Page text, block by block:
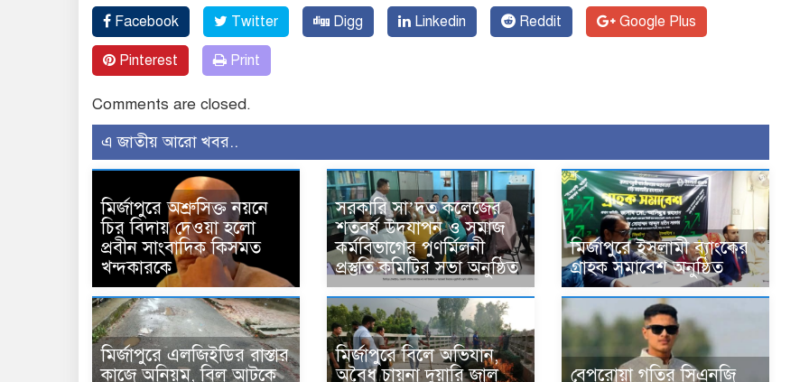
Facebook Twitter Digg Linkedin Reddit Google Plus
Pinterest Print
Comments are closed.
এ জাতীয় আরো খবর..
মির্জাপুরে অশ্রুসিক্ত নয়নে
চির বিদায় দেওয়া হলো
প্রবীন সাংবাদিক কিসমত
খন্দকারকে
সরকারি সা’দত কলেজের
শতবর্ষ উদযাপন ও সমাজ
কর্মবিভাগের পুণর্মিলনী
প্রস্তুতি কমিটির সভা অনুষ্ঠিত
মির্জাপুরে ইসলামী ব্যাংকের
গ্রাহক সমাবেশ অনুষ্ঠিত
মির্জাপুরে এলজিইডির রাস্তার
কাজে অনিয়ম, বিল আটকে
মির্জাপুরে বিলে অভিযান,
অবৈধ চায়না দুয়ারি জাল
বেপরোয়া গতির সিএনজি